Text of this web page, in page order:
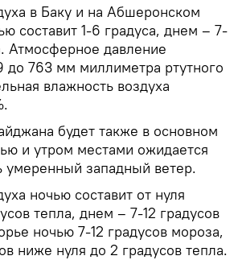
в Баку и на Абшеронском
составит 1-6 градуса, днем – 7-
Атмосферное давление
до 763 мм миллиметра ртутного
влажность воздуха
будет также в основном
и утром местами ожидается
умеренный западный ветер.
ночью составит от нуля
тепла, днем – 7-12 градусов
ночью 7-12 градусов мороза,
ниже нуля до 2 градусов тепла.